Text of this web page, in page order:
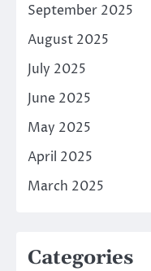
September 2025
August 2025
July 2025
June 2025
May 2025
April 2025
March 2025
Categories